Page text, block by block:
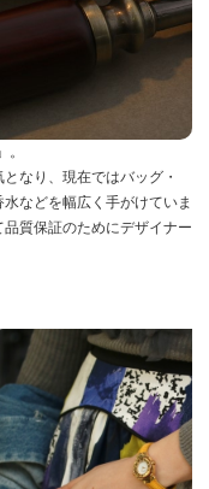
なり、現在ではバッグ・
などを幅広く手がけていま
質保証のためにデザイナー